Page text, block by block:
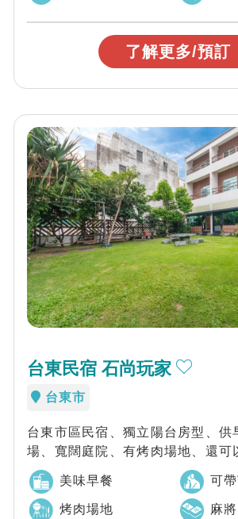
了解更多/預訂
台東民宿 石尚玩家
台東市
台東市區民宿、獨立陽台房型、供
場、寬闊庭院、有烤肉場地、還可
行喔。
美味早餐 可
烤肉場地 麻